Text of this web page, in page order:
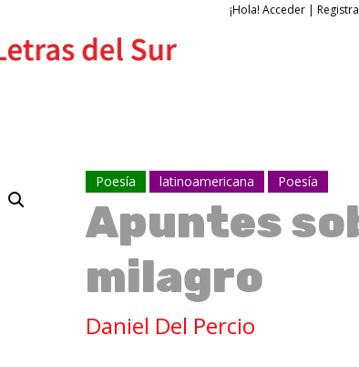
¡Hola! Acceder |
Poesía latinoamericana Poesía
Apuntes
milagro
Daniel Del Percio